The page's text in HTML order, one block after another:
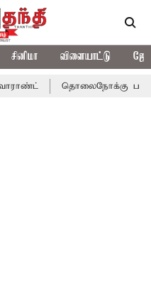
சினிமா விளையாட்டு
தொலைநோக்கு பார்வையுடன்